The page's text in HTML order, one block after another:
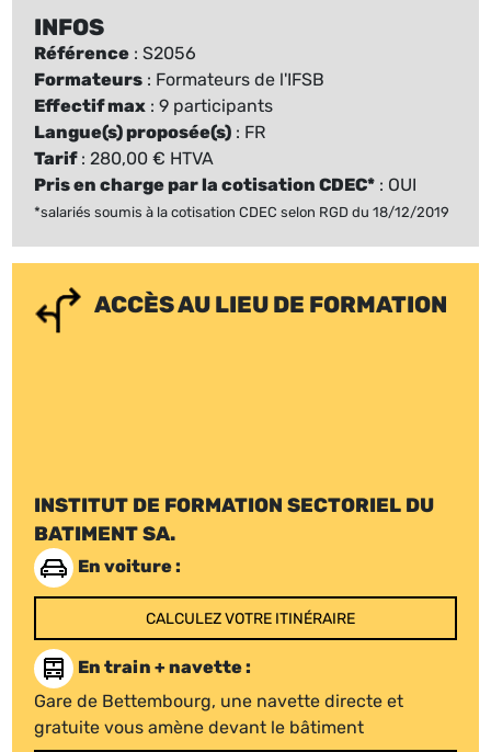
INFOS
Référence : S2056
Formateurs : Formateurs de l'IFSB
Effectif max : 9 participants
Langue(s) proposée(s) : FR
Tarif: 280,00 € HTVA
Pris en charge par la cotisation CDEC* : OUI
*salariés soumis à la cotisation CDEC selon RGD du 18/12/2019
ACCÈS AU LIEU DE FORMATION
INSTITUT DE FORMATION SECTORIEL DU
BATIMENT SA.
En voiture :
CALCULEZ VOTRE ITINÉRAIRE
En train + navette :
Gare de Bettembourg, une navette directe et
gratuite vous amène devant le bâtiment